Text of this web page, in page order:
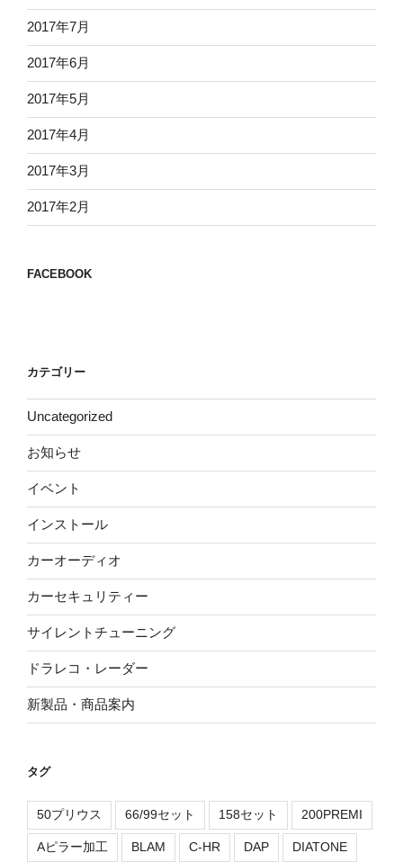
2017年7月
2017年6月
2017年5月
2017年4月
2017年3月
2017年2月
FACEBOOK
カテゴリー
Uncategorized
お知らせ
イベント
インストール
カーオーディオ
カーセキュリティー
サイレントチューニング
ドラレコ・レーダー
新製品・商品案内
タグ
50プリウス 66/99セット 158セット 200PREMI
Aピラー加工 BLAM C-HR DAP DIATONE